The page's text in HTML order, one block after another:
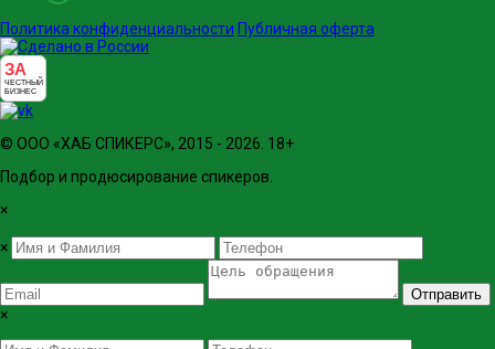
Политика конфиденциальности Публичная оферта
ЗА
ЧЕСТНЫЙ
БИЗНЕС
© ООО «ХАБ СПИКЕРС», 2015 - 2026. 18+
Подбор и продюсирование спикеров.
×
×
Отправить
×